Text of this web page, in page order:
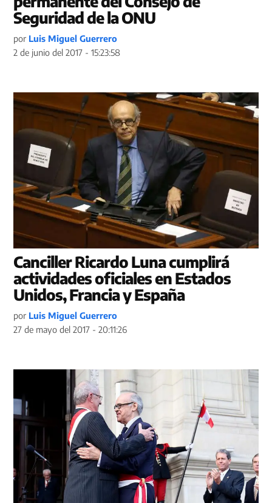
Seguridad de la ONU
por Luis Miguel Guerrero
2 de junio del 2017 - 15:23:58
Canciller Ricardo Luna cumplirá
actividades oficiales en Estados
Unidos, Francia y España
por Luis Miguel Guerrero
27 de mayo del 2017 - 20:11:26